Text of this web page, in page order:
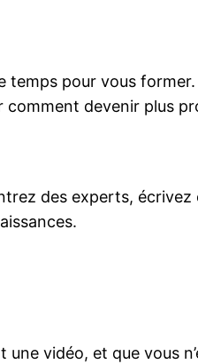
temps pour vous former.
devenir plus
des experts, écrivez
vidéo, et que vous